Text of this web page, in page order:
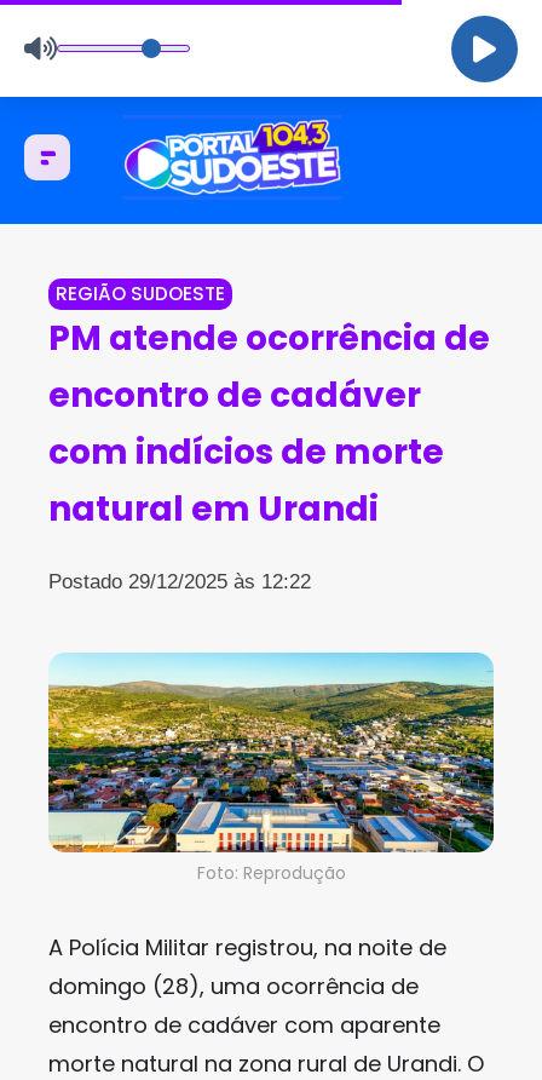
REGIÃO SUDOESTE
PM atende ocorrência de
encontro de cadáver
com indícios de morte
natural em Urandi
Postado 29/12/2025 às 12:22
Foto: Reprodução
A Polícia Militar registrou, na noite de
domingo (28), uma ocorrência de
encontro de cadáver com aparente
morte natural na zona rural de Urandi. O